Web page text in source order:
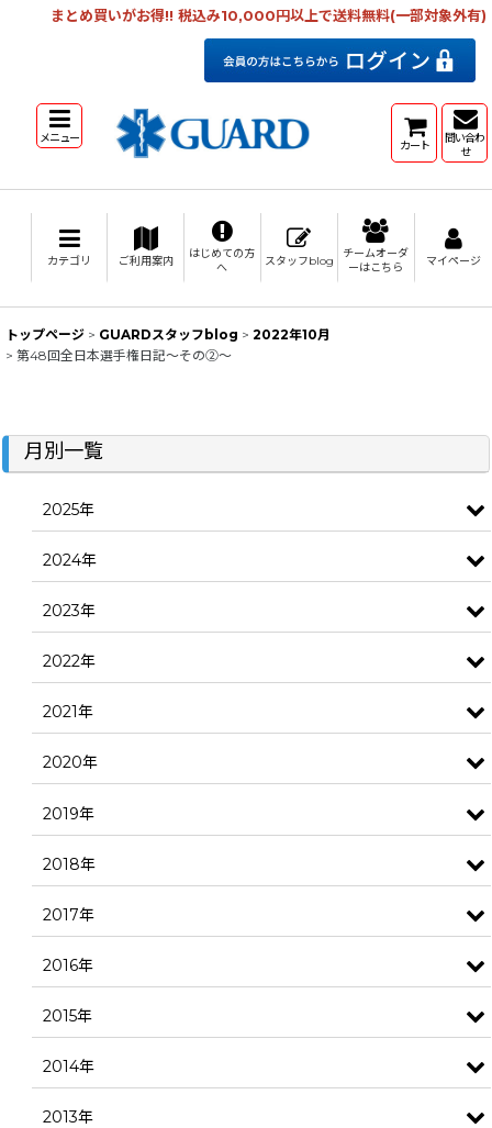
まとめ買いがお得!! 税込み10,000円以上で送料無料(一部対象外有)
メニュー カート
問い合わ
せ
カテゴリ ご利用案内
はじめての方
へ
スタッフblog
チームオーダ
ーはこちら
マイページ
トップページ > GUARDスタッフblog > 2022年10月
> 第48回全日本選手権日記～その②～
月別一覧
2025年
2024年
2023年
2022年
2021年
2020年
2019年
2018年
2017年
2016年
2015年
2014年
2013年